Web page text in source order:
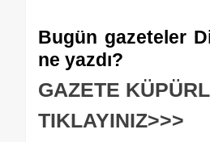
Bugün gazeteler
ne yazdı?
GAZETE
TIKLAYINIZ>>>